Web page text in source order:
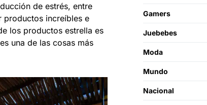
de estrés, entre
productos increíbles e
los productos estrella es
una de las cosas más
Gamers
Juebebes
Moda
Mundo
Nacional